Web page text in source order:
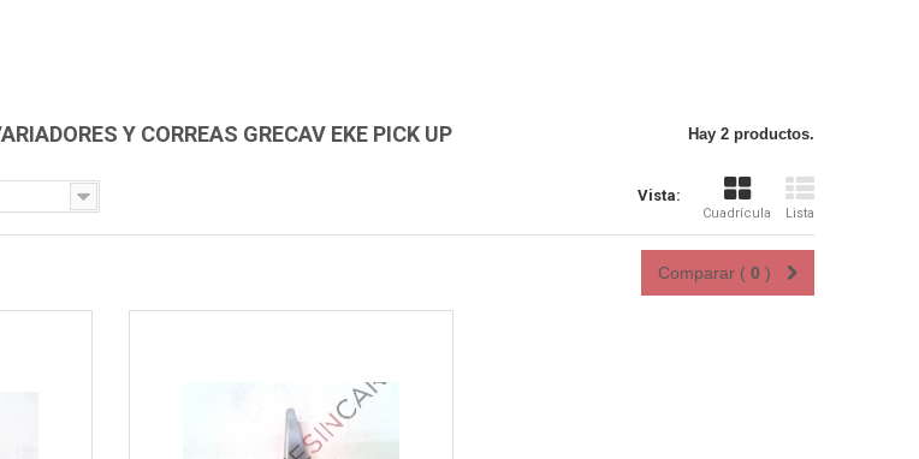
Y CORREAS GRECAV EKE PICK UP Hay 2 productos.
Vista:
Cuadrícula Lista
Comparar ( 0 )